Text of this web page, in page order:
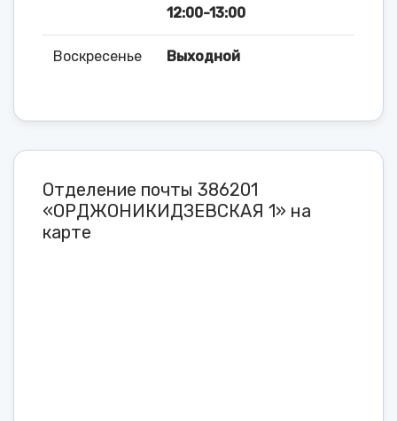
12:00-13:00
Воскресенье Выходной
Отделение почты 386201
«ОРДЖОНИКИДЗЕВСКАЯ 1» на
карте